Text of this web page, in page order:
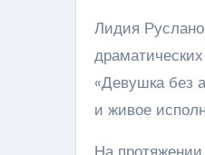
Лидия
«Девушка без
и живое
На